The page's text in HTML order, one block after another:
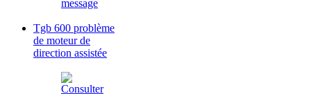
Tgb 600 problème
de moteur de
direction assistée